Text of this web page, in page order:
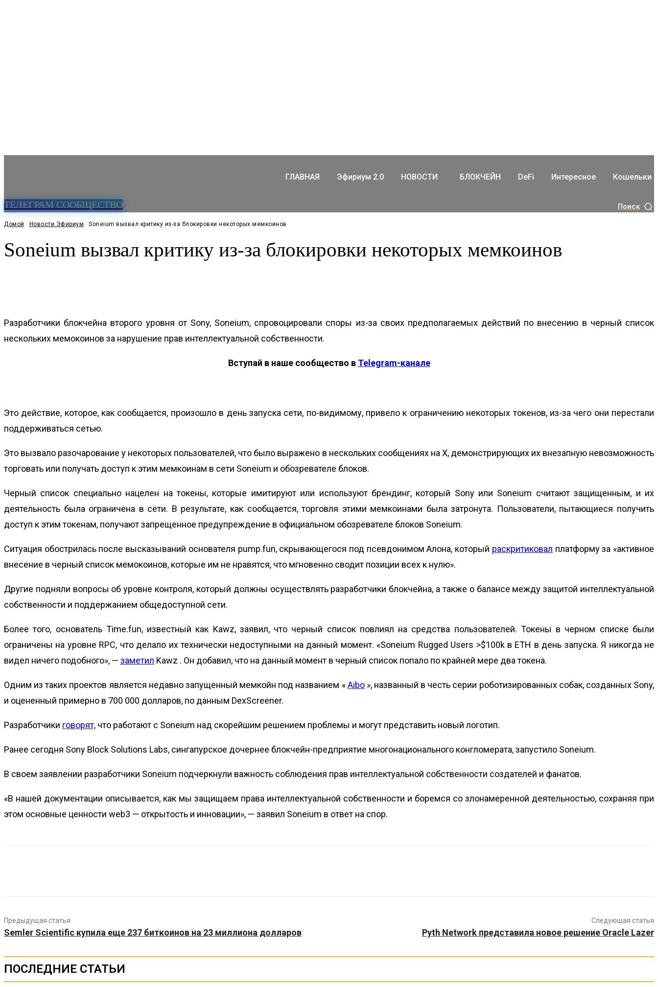
ТЕЛЕГРАМ СООБЩЕСТВО
ГЛАВНАЯ Эфириум 2.0 НОВОСТИ БЛОКЧЕЙН DeFi Интересное Кошельки
Поиск
Домой Новости Эфириум Soneium вызвал критику из-за блокировки некоторых мемкоинов
Soneium вызвал критику из-за блокировки некоторых мемкоинов
Разработчики блокчейна второго уровня от Sony, Soneium, спровоцировали споры из-за своих предполагаемых действий по внесению в черный список
нескольких мемокоинов за нарушение прав интеллектуальной собственности.
Вступай в наше сообщество в Telegram-канале
Это действие, которое, как сообщается, произошло в день запуска сети, по-видимому, привело к ограничению некоторых токенов, из-за чего они перестали
поддерживаться сетью.
Это вызвало разочарование у некоторых пользователей, что было выражено в нескольких сообщениях на X, демонстрирующих их внезапную невозможность
торговать или получать доступ к этим мемкоинам в сети Soneium и обозревателе блоков.
Черный список специально нацелен на токены, которые имитируют или используют брендинг, который Sony или Soneium считают защищенным, и их
деятельность была ограничена в сети. В результате, как сообщается, торговля этими мемкоинами была затронута. Пользователи, пытающиеся получить
доступ к этим токенам, получают запрещенное предупреждение в официальном обозревателе блоков Soneium.
Ситуация обострилась после высказываний основателя pump.fun, скрывающегося под псевдонимом Алона, который раскритиковал платформу за «активное
внесение в черный список мемокоинов, которые им не нравятся, что мгновенно сводит позиции всех к нулю».
Другие подняли вопросы об уровне контроля, который должны осуществлять разработчики блокчейна, а также о балансе между защитой интеллектуальной
собственности и поддержанием общедоступной сети.
Более того, основатель Time.fun, известный как Kawz, заявил, что черный список повлиял на средства пользователей. Токены в черном списке были
ограничены на уровне RPC, что делало их технически недоступными на данный момент. «Soneium Rugged Users >$100k в ETH в день запуска. Я никогда не
видел ничего подобного», — заметил Kawz . Он добавил, что на данный момент в черный список попало по крайней мере два токена.
Одним из таких проектов является недавно запущенный мемкойн под названием «Aibo», названный в честь серии роботизированных собак, созданных Sony,
и оцененный примерно в 700 000 долларов, по данным DexScreener.
Разработчики говорят, что работают с Soneium над скорейшим решением проблемы и могут представить новый логотип.
Ранее сегодня Sony Block Solutions Labs, сингапурское дочернее блокчейн-предприятие многонационального конгломерата, запустило Soneium.
В своем заявлении разработчики Soneium подчеркнули важность соблюдения прав интеллектуальной собственности создателей и фанатов.
«В нашей документации описывается, как мы защищаем права интеллектуальной собственности и боремся со злонамеренной деятельностью, сохраняя при
этом основные ценности web3 — открытость и инновации», — заявил Soneium в ответ на спор.
Предыдущая статья
Semler Scientific купила еще 237 биткоинов на 23 миллиона долларов
Следующая статья
Pyth Network представила новое решение Oracle Lazer
ПОСЛЕДНИЕ СТАТЬИ